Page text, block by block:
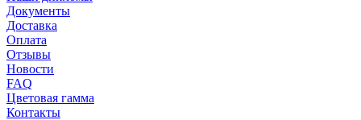
Документы
Доставка
Оплата
Отзывы
Новости
FAQ
Цветовая гамма
Контакты